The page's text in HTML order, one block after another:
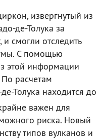
извергнутый из
де-Толука за
смогли отследить
С помощью
этой информации
расчетам
Толука находится до
важен для
риска. Новый
типов вулканов и